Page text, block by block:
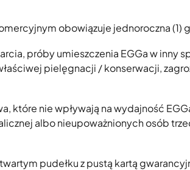
obowiązuje jednoroczna (1)
próby umieszczenia EGGa w inny
pielęgnacji / konserwacji,
które nie wpływają na wydajność
albo nieupoważnionych osób
pudełku z pustą kartą